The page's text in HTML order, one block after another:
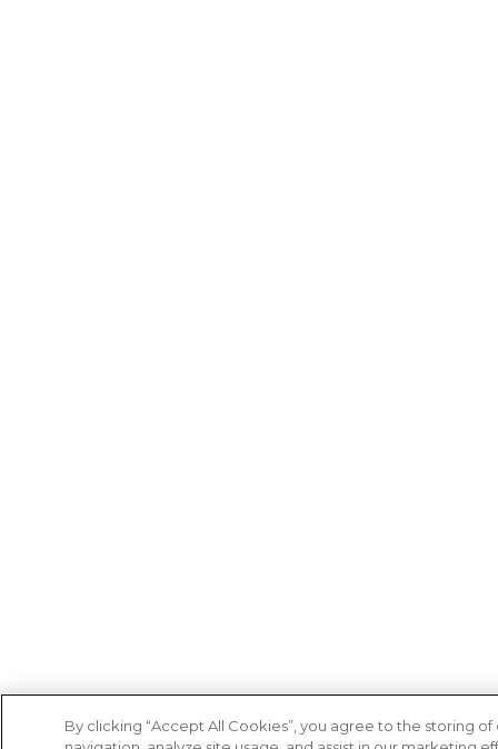
By clicking “Accept All Cookies”, you agree to the storing